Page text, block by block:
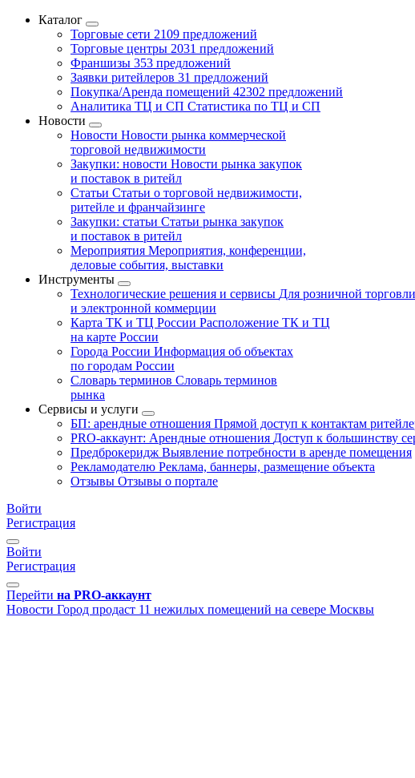
Каталог
Торговые сети 2109 предложений
Торговые центры 2031 предложений
Франшизы 353 предложений
Заявки ритейлеров 31 предложений
Покупка/Аренда помещений 42302 предложений
Аналитика ТЦ и СП Статистика по ТЦ и СП
Новости
Новости Новости рынка коммерческой
торговой недвижимости
Закупки: новости Новости рынка закупок
и поставок в ритейл
Статьи Статьи о торговой недвижимости,
ритейле и франчайзинге
Закупки: статьи Статьи рынка закупок
и поставок в ритейл
Мероприятия Мероприятия, конференции,
деловые события, выставки
Инструменты
Технологические решения и сервисы Для розничной торговли
и электронной коммерции
Карта ТК и ТЦ России Расположение ТК и ТЦ
на карте России
Города России Информация об объектах
по городам России
Словарь терминов Словарь терминов
рынка
Сервисы и услуги
БП: арендные отношения Прямой доступ к контактам
PRO-аккаунт: Арендные отношения Доступ к большинству
Предброкеридж Выявление потребности в аренде помещения
Рекламодателю Реклама, баннеры, размещение объекта
Отзывы Отзывы о портале
Войти
Регистрация
Войти
Регистрация
Перейти на PRO-аккаунт
Новости Город продаст 11 нежилых помещений на севере Москвы